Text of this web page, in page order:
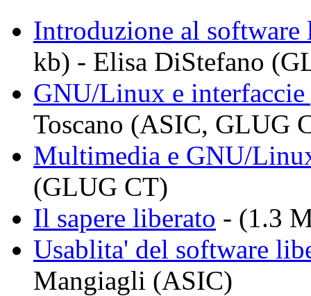
Introduzione al
kb) - Elisa DiStefano
GNU/Linux e interfaccie
Toscano (ASIC, GLUG
Multimedia e GNU/
(GLUG CT)
Il sapere liberato - (1.3
Usablita' del software
Mangiagli (ASIC)